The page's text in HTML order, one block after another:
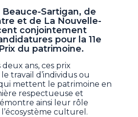
Beauce-Sartigan, de
et de La Nouvelle-
conjointement
pour la 11e
du patrimoine.
ans, ces prix
travail d’individus ou
mettent le patrimoine en
respectueuse et
ainsi leur rôle
culturel.